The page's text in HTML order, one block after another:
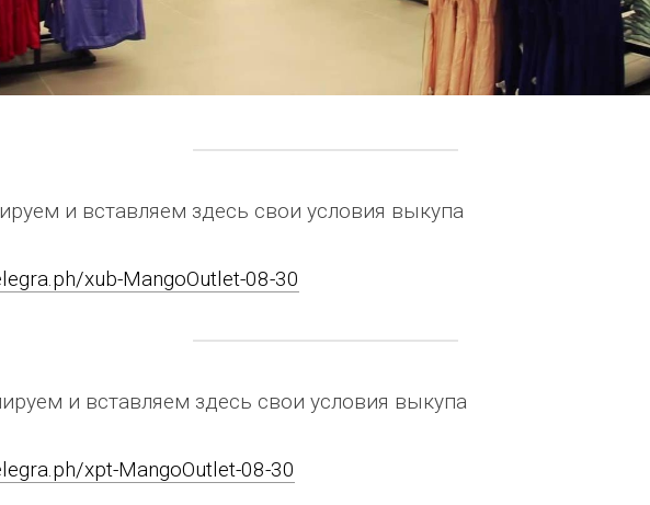
и вставляем здесь свои условия выкупа
xub-MangoOutlet-08-30
и вставляем здесь свои условия выкупа
xpt-MangoOutlet-08-30